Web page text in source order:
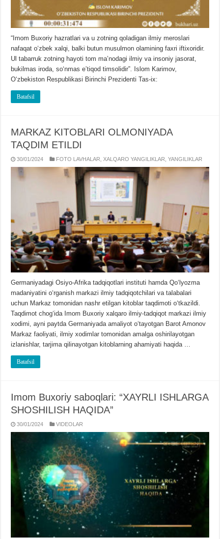
“Imom Buxoriy hazratlari va u zotning qoladigan ilmiy meroslari
nafaqat oʻzbek xalqi, balki butun musulmon olamining faxri iftixoridir.
Ul tabarruk zotning hayoti tom maʼnodagi ilmiy va insoniy jasorat,
bukilmas iroda, soʻnmas eʼtiqod timsolidir”. Islom Karimov,
Oʻzbekiston Respublikasi Birinchi Prezidenti Tas-ix:
Batafsil
MARKAZ KITOBLARI OLMONIYADA
TAQDIM ETILDI
30/01/2024 FOTO LAVHALAR ,XALQARO YANGILIKLAR ,YANGILIKLAR
Germaniyadagi Osiyo-Afrika tadqiqotlari instituti hamda Qoʻlyozma
madaniyatini oʻrganish markazi ilmiy tadqiqotchilari va talabalari
uchun Markaz tomonidan nashr etilgan kitoblar taqdimoti oʻtkazildi.
Taqdimot chogʻida Imom Buxoriy xalqaro ilmiy-tadqiqot markazi ilmiy
xodimi, ayni paytda Germaniyada amaliyot oʻtayotgan Barot Amonov
Markaz faoliyati, ilmiy xodimlar tomonidan amalga oshirilayotgan
izlanishlar, tarjima qilinayotgan kitoblarning ahamiyati haqida …
Batafsil
Imom Buxoriy saboqlari: “XAYRLI ISHLARGA
SHOSHILISH HAQIDA”
30/01/2024 VIDЕOLAR